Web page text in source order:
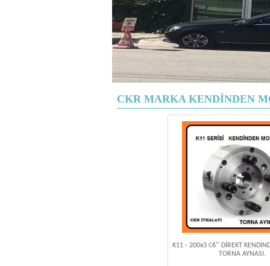
CKR MARKA KENDİNDEN
K11 - 200x3 C6'' DİREKT
TORNA AYNASI.